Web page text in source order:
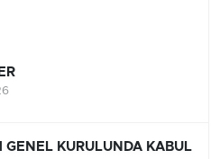
GENEL KURULUNDA KABUL